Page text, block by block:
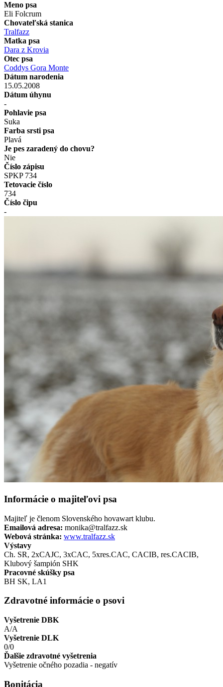
Meno psa
Eli Folcrum
Chovateľská stanica
Tralfazz
Matka psa
Dara z Krovia
Otec psa
Coddys Gora Monte
Dátum narodenia
15.05.2008
Dátum úhynu
-
Pohlavie psa
Suka
Farba srsti psa
Plavá
Je pes zaradený do chovu?
Nie
Číslo zápisu
SPKP 734
Tetovacie číslo
734
Číslo čipu
-
Informácie o majiteľovi psa
Majiteľ je členom Slovenského hovawart klubu.
Emailová adresa: monika@tralfazz.sk
Webová stránka: www.tralfazz.sk
Výstavy
Ch. SR, 2xCAJC, 3xCAC, 5xres.CAC, CACIB, res.CACIB,
Klubový šampión SHK
Pracovné skúšky psa
BH SK, LA1
Zdravotné informácie o psovi
Vyšetrenie DBK
A/A
Vyšetrenie DLK
0/0
Ďalšie zdravotné vyšetrenia
Vyšetrenie očného pozadia - negatív
Bonitácia